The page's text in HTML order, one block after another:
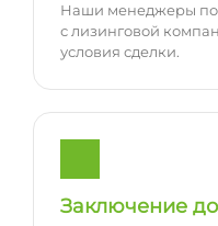
Наши менеджеры
с лизинговой
условия сделки.
Заключение